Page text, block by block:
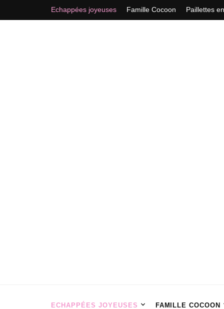
Echappées joyeuses Famille Cocoon Paillettes
ECHAPPÉES JOYEUSES FAMILLE COCOON